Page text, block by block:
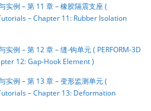
实例 – 第 11 章 – 橡胶隔震支座 (
– Chapter 11: Rubber Isolation
实例 – 第 12 章 – 缝-钩单元 ( PERFORM-3D
12: Gap-Hook Element )
实例 – 第 13 章 – 变形监测单元 (
– Chapter 13: Deformation